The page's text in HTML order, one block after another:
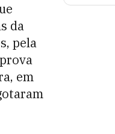
da
pela
em